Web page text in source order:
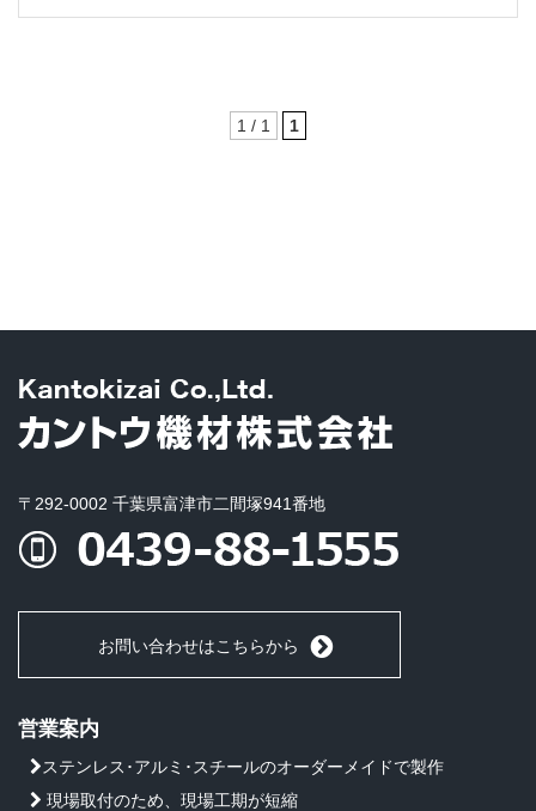
1 / 1 1
〒292-0002 千葉県富津市二間塚941番地
お問い合わせはこちらから
営業案内
ステンレス･アルミ･スチールのオーダーメイドで製作
現場取付のため、現場工期が短縮